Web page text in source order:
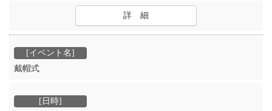
詳 細
戴帽式